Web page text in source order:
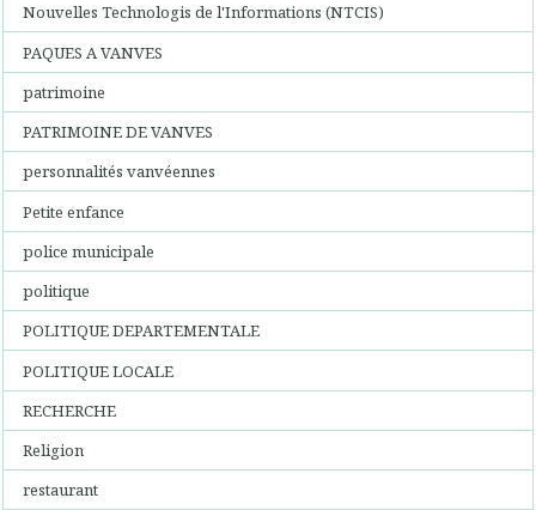
Nouvelles Technologis de l'Informations (NTCIS)
PAQUES A VANVES
patrimoine
PATRIMOINE DE VANVES
personnalités vanvéennes
Petite enfance
police municipale
politique
POLITIQUE DEPARTEMENTALE
POLITIQUE LOCALE
RECHERCHE
Religion
restaurant